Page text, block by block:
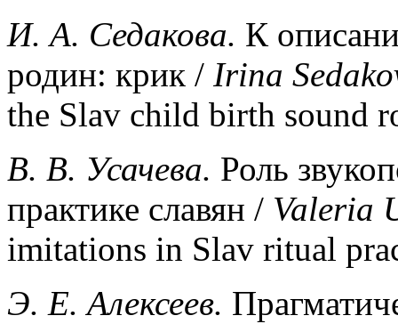
И. А. Седакова. К
родин: крик / Irina
the Slav child birth sound
В. В. Усачева. Роль
практике славян / Valeria
imitations in Slav ritual
Э. Е. Алексеев.